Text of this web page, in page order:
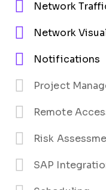
Network
Network
Notifications
Project
Remote
Risk
SAP